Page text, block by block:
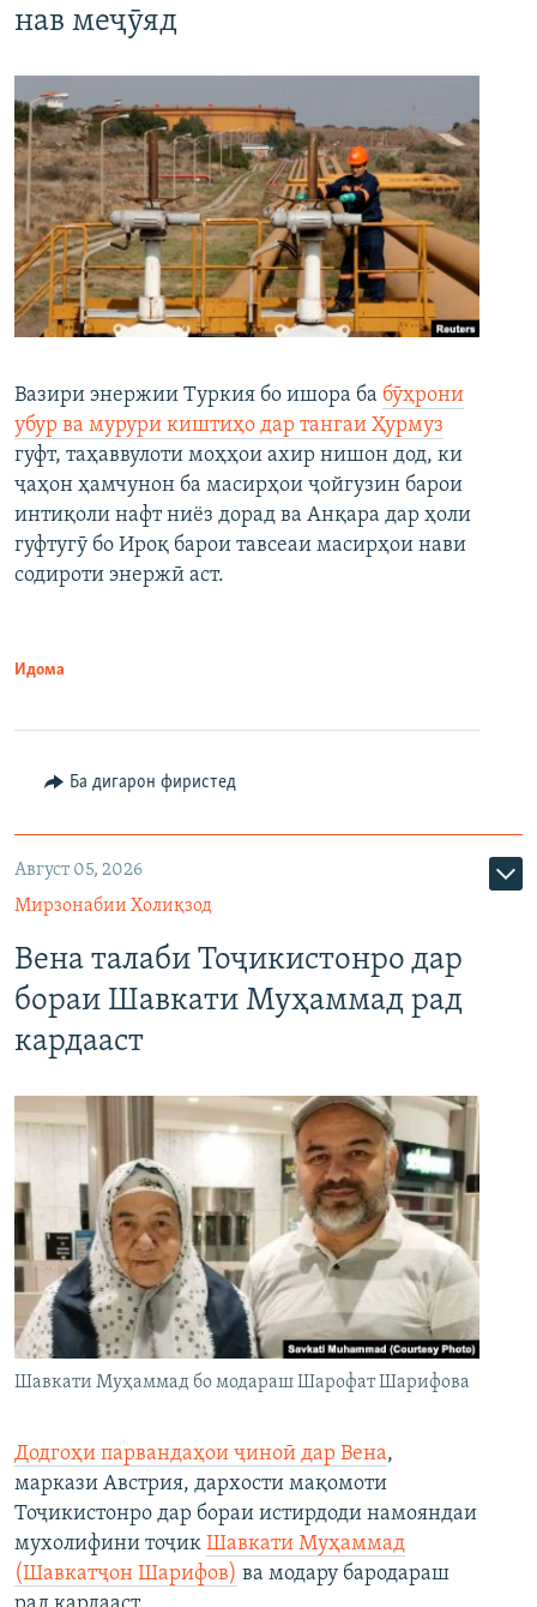
нав меҷӯяд
Вазири энержии Туркия бо ишора ба бӯҳрони
убур ва мурури киштиҳо дар тангаи Ҳурмуз
гуфт, таҳаввулоти моҳҳои ахир нишон дод, ки
ҷаҳон ҳамчунон ба масирҳои ҷойгузин барои
интиқоли нафт ниёз дорад ва Анқара дар ҳоли
гуфтугӯ бо Ироқ барои тавсеаи масирҳои нави
содироти энержӣ аст.
Идома
Ба дигарон фиристед
Август 05, 2026
Мирзонабии Холиқзод
Вена талаби Тоҷикистонро дар
бораи Шавкати Муҳаммад рад
кардааст
Шавкати Муҳаммад бо модараш Шарофат Шарифова
Додгоҳи парвандаҳои ҷиноӣ дар Вена,
маркази Австрия, дархости мақомоти
Тоҷикистонро дар бораи истирдоди намояндаи
мухолифини тоҷик Шавкати Муҳаммад
(Шавкатҷон Шарифов) ва модару бародараш